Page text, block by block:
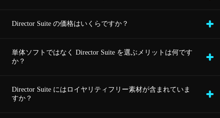
Director Suite の価格はいくらですか？
単体ソフトではなく Director Suite を選ぶメリットは何です
か？
Director Suite にはロイヤリティフリー素材が含まれていま
すか？